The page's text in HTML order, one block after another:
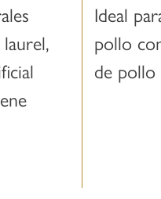
Ideal
pollo
de pollo